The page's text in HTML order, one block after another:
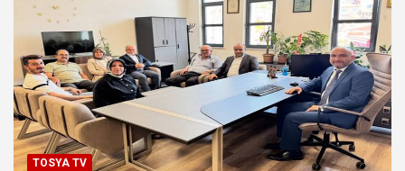
TOSYA TV